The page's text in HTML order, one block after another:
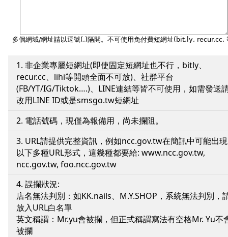
多個網域/網址請以逗號(,)隔開。不可使用免付費短網址(bit.ly, recur.cc,
1. 非企業專屬短網址(即使固定短網址也不行，bitly、
recur.cc、lihi等開頭全面不可放)、社群平台
(FB/YT/IG/Tiktok….)、LINE連結等皆不可使用，如需發送
改用LINE ID或是smsgo.tw短網址
2. 電話號碼，現僅為報備用，尚未攔阻。
3. URL請提供完整資訊，例如ncc.gov.tw在簡訊中可能出現
以下多種URL形式，這幾種都要給: www.ncc.gov.tw,
ncc.gov.tw, foo.ncc.gov.tw
4. 誤攔狀況:
店名無法判別：如KK.nails、M.Y.SHOP，系統無法判別，
放入URL白名單
英文稱謂：Mr.yu會被攔，但正式稱謂寫法有空格Mr. Yu不
被攔